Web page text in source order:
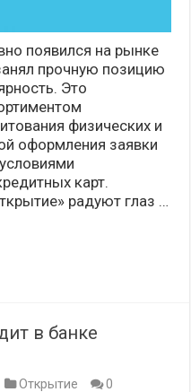
появился на рынке
прочную позицию
Это
физических и
оформления заявки
карт.
радуют глаз …
в банке
Открытие
0